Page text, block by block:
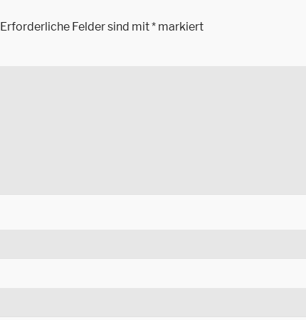
Erforderliche Felder sind mit* markiert